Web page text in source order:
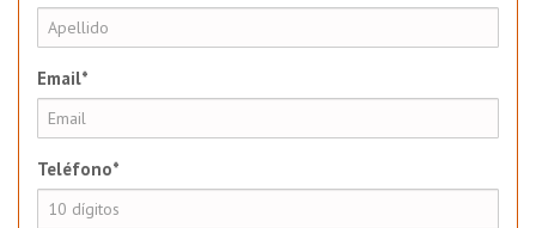
Email*
Teléfono*